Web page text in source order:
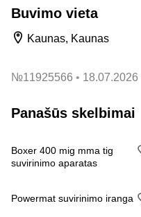
Technologija - MOSFET
Neapkrovinė įtampa: 42 V
Elektrodo diametras -
Ritės dydis- 5kg (200 mm)
Matmenys - 570x 225 x
Svoris - 20kg
MIG degiklis
Buvimo vieta
Kaunas, Kaunas
№11925566 18.07.2026
Panašūs skelbimai
Boxer 400 mig mma tig
suvirinimo aparatas
Powermat suvirinimo iranga